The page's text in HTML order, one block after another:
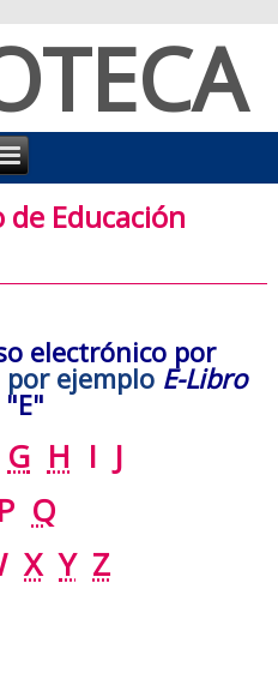
Educación
electrónico por
por ejemplo E-Libro
G H I J
P Q
X Y Z